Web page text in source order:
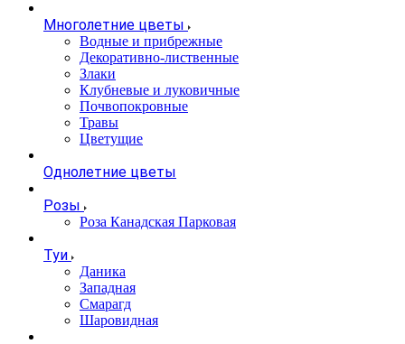
Многолетние цветы
Водные и прибрежные
Декоративно-лиственные
Злаки
Клубневые и луковичные
Почвопокровные
Травы
Цветущие
Однолетние цветы
Розы
Роза Канадская Парковая
Туи
Даника
Западная
Смарагд
Шаровидная